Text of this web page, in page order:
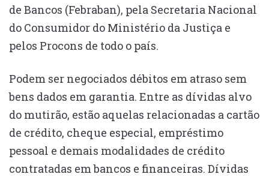
de Bancos (Febraban), pela Secretaria Nacional
do Consumidor do Ministério da Justiça e
pelos Procons de todo o país.
Podem ser negociados débitos em atraso sem
bens dados em garantia. Entre as dívidas alvo
do mutirão, estão aquelas relacionadas a cartão
de crédito, cheque especial, empréstimo
pessoal e demais modalidades de crédito
contratadas em bancos e financeiras. Dívidas